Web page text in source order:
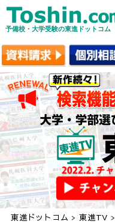
予備校・大学受験の東進ドットコム
東進ドットコム > 東進TV >